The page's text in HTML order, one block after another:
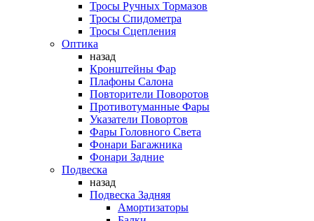
Тросы Ручных Тормазов
Тросы Спидометра
Тросы Сцепления
Оптика
назад
Кронштейны Фар
Плафоны Салона
Повторители Поворотов
Противотуманные Фары
Указатели Повортов
Фары Головного Света
Фонари Багажника
Фонари Задние
Подвеска
назад
Подвеска Задняя
Амортизаторы